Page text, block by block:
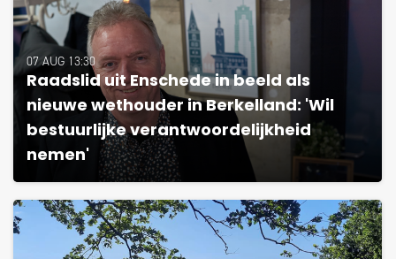
07 AUG 13:30
Raadslid uit Enschede in beeld als
nieuwe wethouder in Berkelland: 'Wil
bestuurlijke verantwoordelijkheid
nemen'